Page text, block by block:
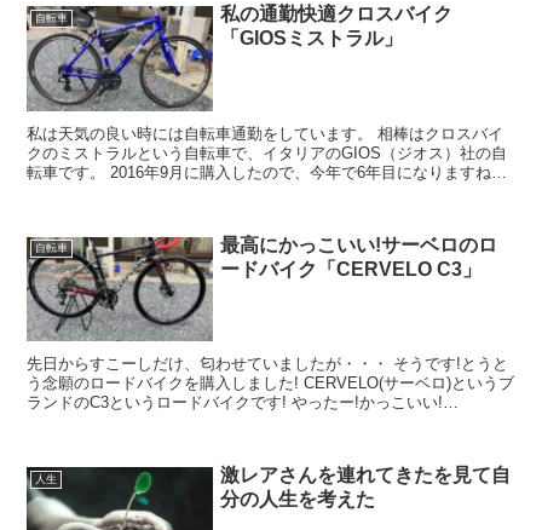
自転車
私の通勤快適クロスバイク
「GIOSミストラル」
私は天気の良い時には自転車通勤をしています。 相棒はクロスバイ
クのミストラルという自転車で、イタリアのGIOS（ジオス）社の自
転車です。 2016年9月に購入したので、今年で6年目になりますね。
自転車
最高にかっこいい!サーベロのロ
ードバイク「CERVELO C3」
先日からすこーしだけ、匂わせていましたが・・・ そうです!とうと
う念願のロードバイクを購入しました! CERVELO(サーベロ)というブ
ランドのC3というロードバイクです! やったー!かっこいい!
人生
激レアさんを連れてきたを見て自
分の人生を考えた